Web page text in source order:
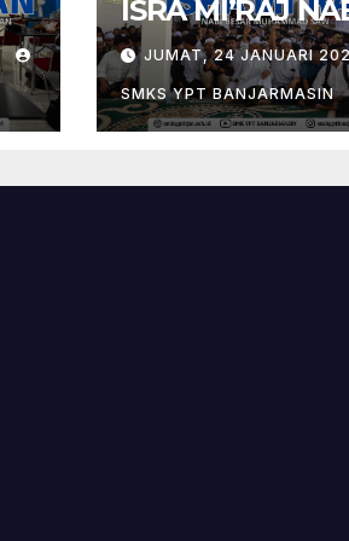
ISRA MI’RAJ
MUHAMMAD
JUMAT, 24 JANUARI
SMKS YPT BANJARMASIN